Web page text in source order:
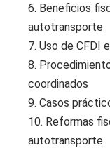
6. Beneficios
autotransporte
7. Uso de CFDI
8.
coordinados
9. Casos
10. Reformas
autotransporte